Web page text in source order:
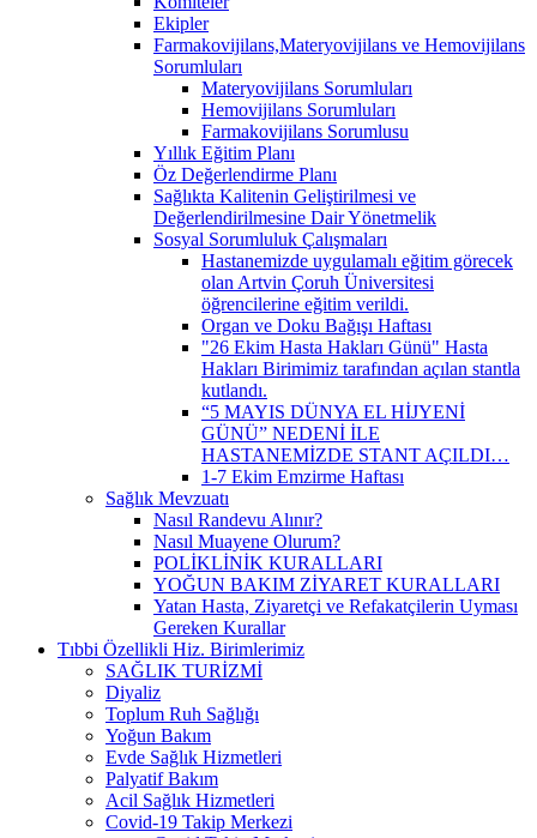
Ekipler
Farmakovijilans,Materyovijilans ve Hemovijilans
Sorumluları
Materyovijilans Sorumluları
Hemovijilans Sorumluları
Farmakovijilans Sorumlusu
Yıllık Eğitim Planı
Öz Değerlendirme Planı
Sağlıkta Kalitenin Geliştirilmesi ve
Değerlendirilmesine Dair Yönetmelik
Sosyal Sorumluluk Çalışmaları
Hastanemizde uygulamalı eğitim görecek
olan Artvin Çoruh Üniversitesi
öğrencilerine eğitim verildi.
Organ ve Doku Bağışı Haftası
"26 Ekim Hasta Hakları Günü" Hasta
Hakları Birimimiz tarafından açılan stantla
kutlandı.
“5 MAYIS DÜNYA EL HİJYENİ
GÜNÜ” NEDENİ İLE
HASTANEMİZDE STANT AÇILDI…
1-7 Ekim Emzirme Haftası
Sağlık Mevzuatı
Nasıl Randevu Alınır?
Nasıl Muayene Olurum?
POLİKLİNİK KURALLARI
YOĞUN BAKIM ZİYARET KURALLARI
Yatan Hasta, Ziyaretçi ve Refakatçilerin Uyması
Gereken Kurallar
Tıbbi Özellikli Hiz. Birimlerimiz
SAĞLIK TURİZMİ
Diyaliz
Toplum Ruh Sağlığı
Yoğun Bakım
Evde Sağlık Hizmetleri
Palyatif Bakım
Acil Sağlık Hizmetleri
Covid-19 Takip Merkezi